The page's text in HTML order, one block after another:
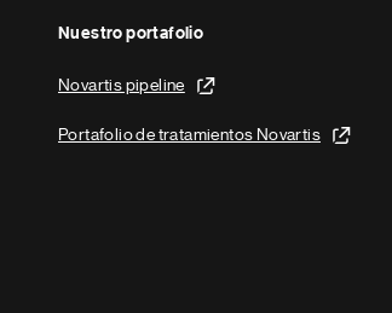
Nuestro portafolio
Novartis pipeline
Portafolio de tratamientos Novartis